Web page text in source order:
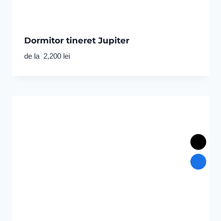
Dormitor tineret Jupiter
de la 2,200 lei